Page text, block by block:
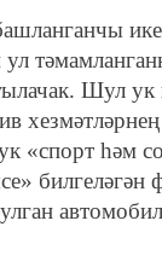
ике
ул
Шул ук
хезмәтләрнең
«спорт һәм
билгеләгән